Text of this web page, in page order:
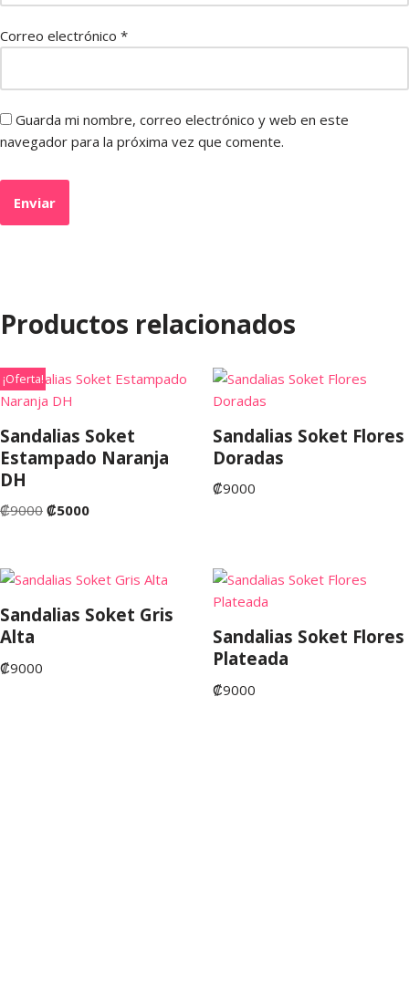
Correo electrónico *
Guarda mi nombre, correo electrónico y web en este
navegador para la próxima vez que comente.
Productos relacionados
¡Oferta!
Sandalias Soket
Estampado Naranja
DH
₡9000 ₡5000
Sandalias Soket Flores
Doradas
₡9000
Sandalias Soket Gris
Alta
₡9000
Sandalias Soket Flores
Plateada
₡9000